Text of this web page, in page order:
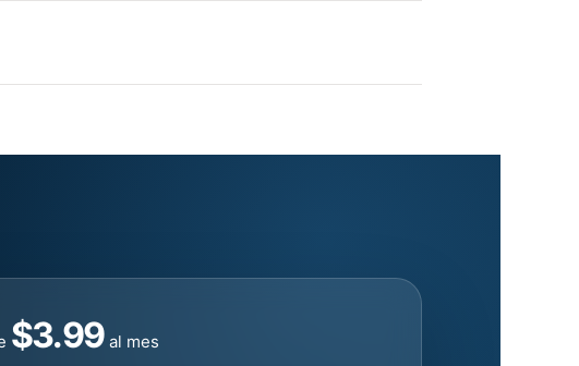
$3.99 al mes